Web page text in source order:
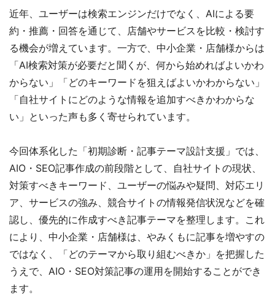
近年、ユーザーは検索エンジンだけでなく、AIによる要
約・推薦・回答を通じて、店舗やサービスを比較・検討す
る機会が増えています。一方で、中小企業・店舗様からは
「AI検索対策が必要だと聞くが、何から始めればよいかわ
からない」「どのキーワードを狙えばよいかわからない」
「自社サイトにどのような情報を追加すべきかわからな
い」といった声も多く寄せられています。
今回体系化した「初期診断・記事テーマ設計支援」では、
AIO・SEO記事作成の前段階として、自社サイトの現状、
対策すべきキーワード、ユーザーの悩みや疑問、対応エリ
ア、サービスの強み、競合サイトの情報発信状況などを確
認し、優先的に作成すべき記事テーマを整理します。これ
により、中小企業・店舗様は、やみくもに記事を増やすの
ではなく、「どのテーマから取り組むべきか」を把握した
うえで、AIO・SEO対策記事の運用を開始することができ
ます。